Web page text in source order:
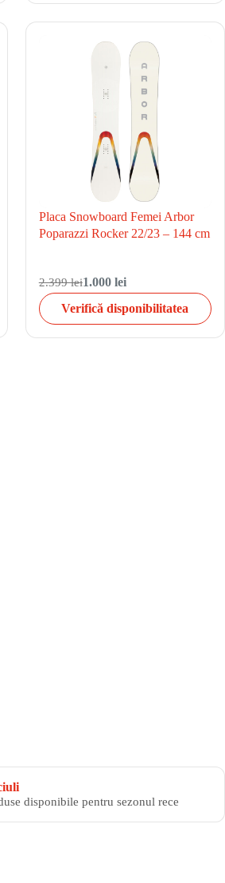
Placa Snowboard Femei Arbor
Poparazzi Rocker 22/23 – 144 cm
2.399 lei1.000 lei
Verifică disponibilitatea
disponibile pentru sezonul rece